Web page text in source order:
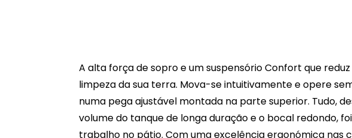
A alta força de sopro e um suspensório Confort que
limpeza da sua terra. Mova-se intuitivamente e opere
numa pega ajustável montada na parte superior. Tudo,
volume do tanque de longa duração e o bocal redondo,
trabalho no pátio. Com uma excelência ergonómica nas